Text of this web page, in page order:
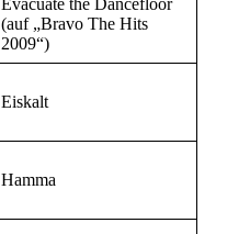
(auf „Bravo The Hits
2009“)
Eiskalt
Hamma